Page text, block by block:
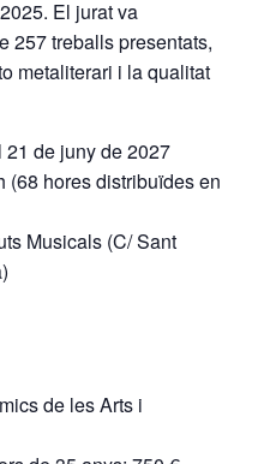
El jurat va
257 treballs presentats,
metaliterari i la qualitat
21 de juny de 2027
(68 hores distribuïdes en
Musicals (C/ Sant
de les Arts i